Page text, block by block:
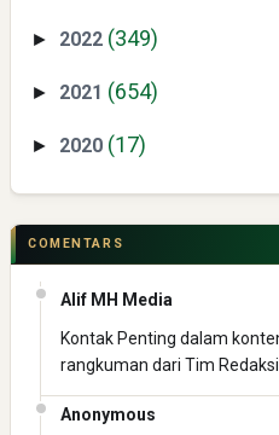
Pelajaran Berharga dari Kasus
Erling Haaland: Koleksi Tas
► 2022 (349)
► 2021 (654)
► 2020 (17)
COMENTARS
Alif MH Media
Kontak Penting dalam
rangkuman dari Tim Redaksi
Anonymous